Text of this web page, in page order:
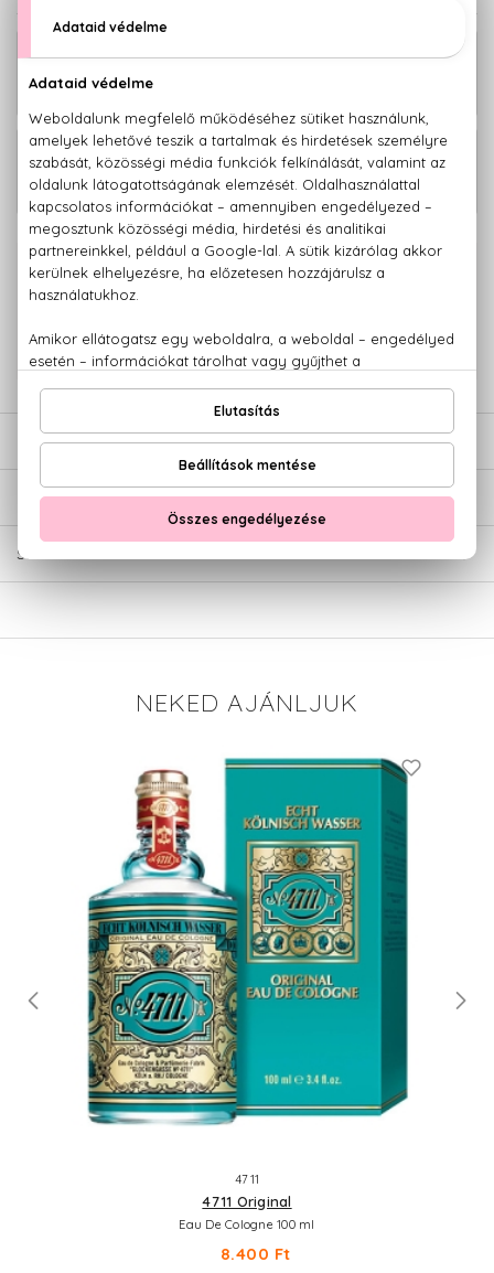
Relaxing Pleasure Nyugtató tusfürdő
Relaxing Pleasure Nyugtató testradír
200 ml
1.890 Ft
100% eredeti termékek, 14 napos visszaküldési garanciával
779 1926
LEÍRÁS
ÉRTÉKELÉSEK (0)
SZÁLLÍTÁS
NEKED AJÁNLJUK
4711
4711 Original
Eau De Cologne 100 ml
8.400 Ft